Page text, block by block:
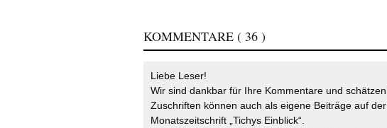
KOMMENTARE ( 36 )
Liebe Leser!
Wir sind dankbar für Ihre Kommentare und
Zuschriften können auch als eigene Beiträge auf
Monatszeitschrift „Tichys Einblick“.